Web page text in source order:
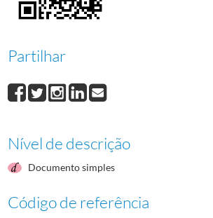
000032António Pereira
000033 Henrique Calado
000035
(...)
Partilhar
Nível de descrição
Documento simples
Código de referência